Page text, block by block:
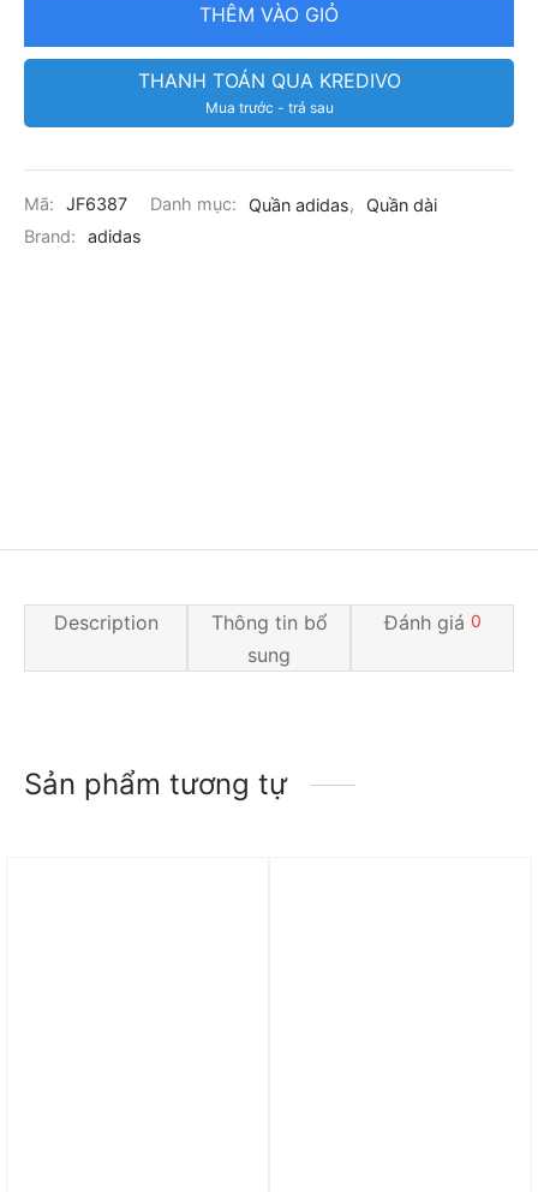
THÊM VÀO GIỎ
THANH TOÁN QUA KREDIVO
Mua trước - trả sau
Mã: JF6387 Danh mục: Quần adidas,
Quần dài
Brand:
adidas
Description
Thông tin bổ
sung
Đánh giá 0
Sản phẩm tương tự